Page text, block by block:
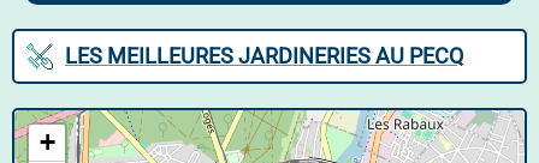
LES MEILLEURES JARDINERIES AU PECQ
+